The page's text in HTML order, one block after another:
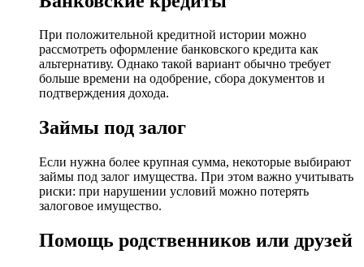
При положительной кредитной истории можно
рассмотреть оформление банковского кредита как
альтернативу. Однако такой вариант обычно требует
больше времени на одобрение, сбора документов и
подтверждения дохода.
Займы под залог
Если нужна более крупная сумма, некоторые выбирают
займы под залог имущества. При этом важно учитывать
риски: при нарушении условий можно потерять
залоговое имущество.
Помощь родственников или друзей